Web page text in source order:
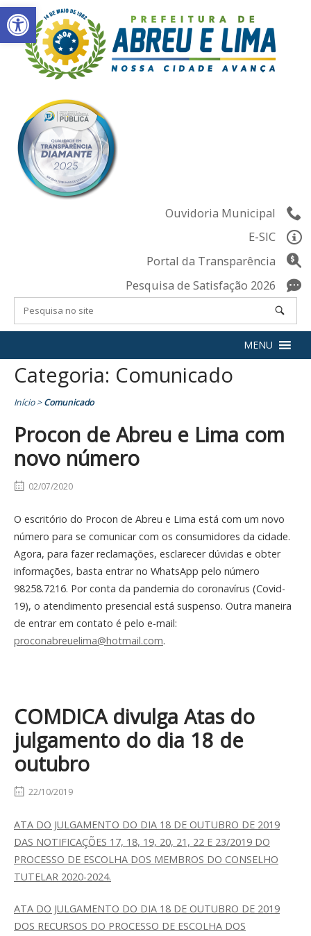
Abrir a barra de ferramentas
Skip
to
content
Ouvidoria Municipal
E-SIC
Portal da Transparência
Pesquisa de Satisfação 2026
MENU
Categoria: Comunicado
Início>Comunicado
Procon de Abreu e Lima com
novo número
02/07/2020
O escritório do Procon de Abreu e Lima está com um novo
número para se comunicar com os consumidores da cidade.
Agora, para fazer reclamações, esclarecer dúvidas e obter
informações, basta entrar no WhatsApp pelo número
98258.7216. Por conta da pandemia do coronavírus (Covid-
19), o atendimento presencial está suspenso. Outra maneira
de entrar em contato é pelo e-mail:
proconabreuelima@hotmail.com.
COMDICA divulga Atas do
julgamento do dia 18 de
outubro
22/10/2019
ATA DO JULGAMENTO DO DIA 18 DE OUTUBRO DE 2019
DAS NOTIFICAÇÕES 17, 18, 19, 20, 21, 22 E 23/2019 DO
PROCESSO DE ESCOLHA DOS MEMBROS DO CONSELHO
TUTELAR 2020-2024.
ATA DO JULGAMENTO DO DIA 18 DE OUTUBRO DE 2019
DOS RECURSOS DO PROCESSO DE ESCOLHA DOS